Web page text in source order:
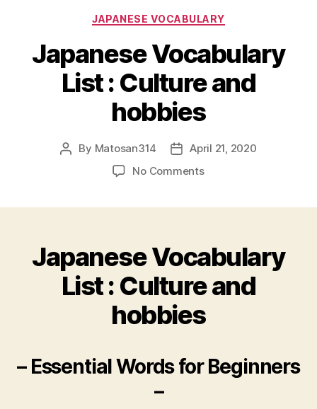
Categories
JAPANESE VOCABULARY
Japanese Vocabulary
List : Culture and
hobbies
Post
By Matosan314
Post
date
April 21, 2020
No Commentson
Culture
and
hobbies
Japanese Vocabulary
List : Culture and
hobbies
– Essential Words for Beginners
–